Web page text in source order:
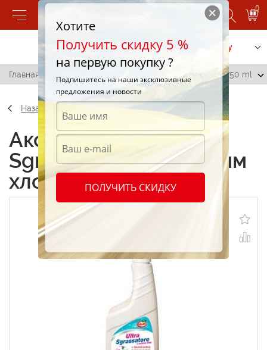
0
Позвонить Заказать услугу
Главная / Ultra Sgrassatore с активным хлором Dilan 750 ml
Назад
Аксессуары Ultra
Sgrassatore с активным
хлором Dilan 750 ml
Хотите
Получить скидку 5 %
на первую покупку ?
Подпишитесь на наши эксклюзивные
предложения и новости
ПОЛУЧИТЬ СКИДКУ